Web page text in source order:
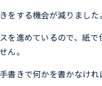
をする機会が減りました
を進めているので、紙
ん。
書きで何かを書かなけ